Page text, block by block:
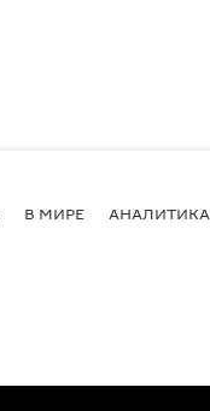
В МИРЕ АНАЛИТИКА